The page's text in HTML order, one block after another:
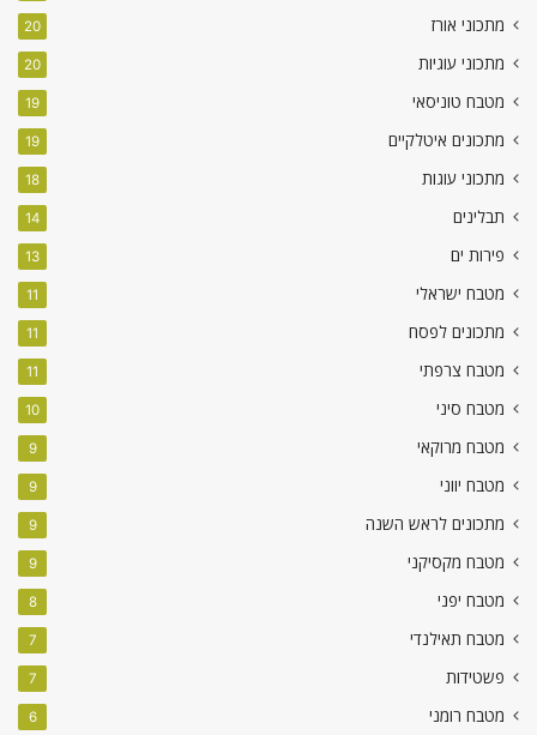
מתכוני אורז 20
מתכוני עוגיות 20
מטבח טוניסאי 19
מתכונים איטלקיים 19
מתכוני עוגות 18
תבלינים 14
פירות ים 13
מטבח ישראלי 11
מתכונים לפסח 11
מטבח צרפתי 11
מטבח סיני 10
מטבח מרוקאי 9
מטבח יווני 9
מתכונים לראש השנה 9
מטבח מקסיקני 9
מטבח יפני 8
מטבח תאילנדי 7
פשטידות 7
מטבח רומני 6